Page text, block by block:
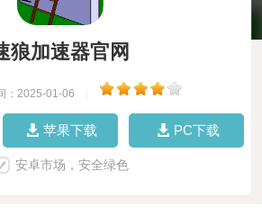
狼加速器官网
：2025-01-06
苹果下载 PC下载
安卓市场，安全绿色